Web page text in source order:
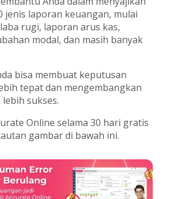
jenis laporan keuangan, mulai
rugi, laporan arus kas,
modal, dan masih banyak
bisa membuat keputusan
tepat dan mengembangkan
sukses.
Online selama 30 hari gratis
gambar di bawah ini.